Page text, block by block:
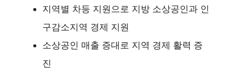
지역별 차등 지원으로 지방 소상공인과 인
구감소지역 경제 지원
소상공인 매출 증대로 지역 경제 활력 증
진